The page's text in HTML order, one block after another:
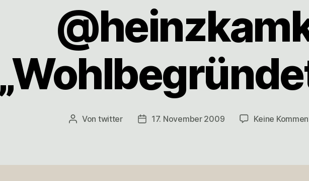
Beitragsautor
Von twitter Veröffentlichungsdatum
17. November 2009 Keine